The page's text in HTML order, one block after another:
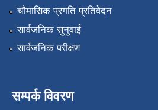
चौमासिक प्रगति प्रतिवेदन
सार्वजनिक सुनुवाई
सार्वजनिक परीक्षण
सम्पर्क विवरण